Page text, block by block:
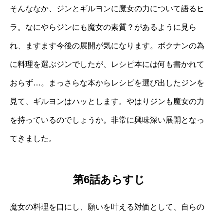
そんななか、ジンとギルヨンに魔女の力について語るヒ
ラ。なにやらジンにも魔女の素質？があるように見ら
れ、ますます今後の展開が気になります。ボクナンの為
に料理を選ぶジンでしたが、レシピ本には何も書かれて
おらず…。まっさらな本からレシピを選び出したジンを
見て、ギルヨンはハッとします。やはりジンも魔女の力
を持っているのでしょうか。非常に興味深い展開となっ
てきました。
第6話あらすじ
魔女の料理を口にし、願いを叶える対価として、自らの